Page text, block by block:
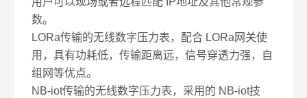
数。
LORa传输的无线数字压力表，配合 LORa 网关使
用，具有功耗低，传输距离远，信号穿透力强，自
组网等优点。
NB-iot传输的无线数字压力表，采用的 NB-iot技